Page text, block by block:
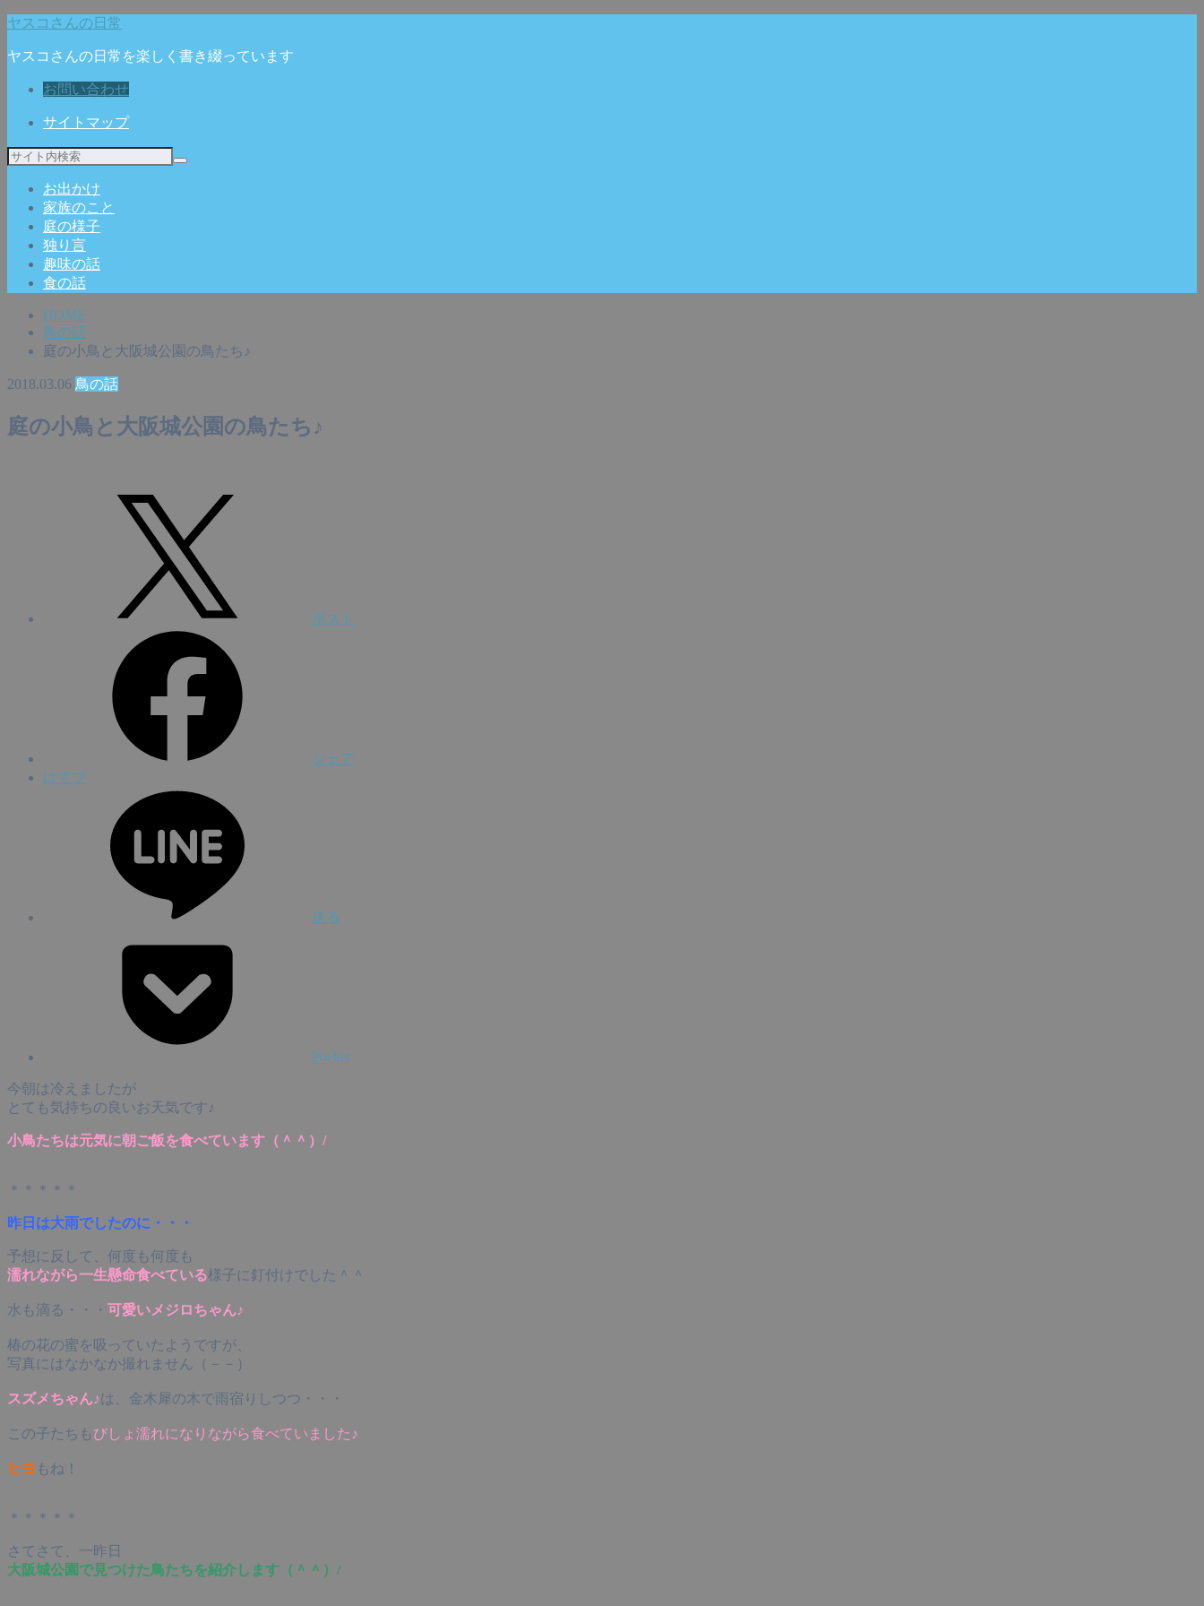
ヤスコさんの日常
ヤスコさんの日常を楽しく書き綴っています
お問い合わせ
サイトマップ
お出かけ
家族のこと
庭の様子
独り言
趣味の話
食の話
HOME
鳥の話
庭の小鳥と大阪城公園の鳥たち♪
2018.03.06 鳥の話
庭の小鳥と大阪城公園の鳥たち♪
ポスト
シェア
はてブ
送る
Pocket
今朝は冷えましたが
とても気持ちの良いお天気です♪
小鳥たちは元気に朝ご飯を食べています（＾＾）/
＊＊＊＊＊
昨日は大雨でしたのに・・・
予想に反して、何度も何度も
濡れながら一生懸命食べている様子に釘付けでした＾＾
水も滴る・・・ 可愛いメジロちゃん♪
椿の花の蜜を吸っていたようですが、
写真にはなかなか撮れません（－－）
スズメちゃん♪は、金木犀の木で雨宿りしつつ・・・
この子たちも びしょ濡れになりながら食べていました♪
ヒヨ もね！
＊＊＊＊＊
さてさて、一昨日
大阪城公園で見つけた鳥たちを紹介します（＾＾）/